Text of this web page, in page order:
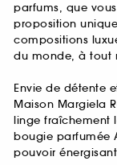
parfums, que
proposition
compositions
du monde, à tout
Envie de détente
Maison Margiela
linge fraîchement
bougie parfumée
pouvoir